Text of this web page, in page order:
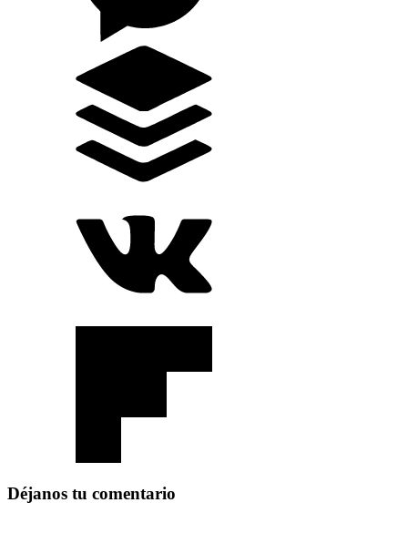
Déjanos tu comentario